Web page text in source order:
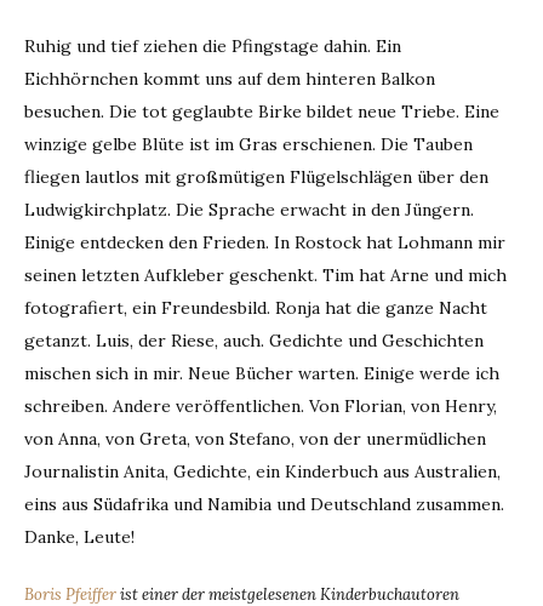
Ruhig und tief ziehen die Pfingstage dahin. Ein
Eichhörnchen kommt uns auf dem hinteren Balkon
besuchen. Die tot geglaubte Birke bildet neue Triebe. Eine
winzige gelbe Blüte ist im Gras erschienen. Die Tauben
fliegen lautlos mit großmütigen Flügelschlägen über den
Ludwigkirchplatz. Die Sprache erwacht in den Jüngern.
Einige entdecken den Frieden. In Rostock hat Lohmann mir
seinen letzten Aufkleber geschenkt. Tim hat Arne und mich
fotografiert, ein Freundesbild. Ronja hat die ganze Nacht
getanzt. Luis, der Riese, auch. Gedichte und Geschichten
mischen sich in mir. Neue Bücher warten. Einige werde ich
schreiben. Andere veröffentlichen. Von Florian, von Henry,
von Anna, von Greta, von Stefano, von der unermüdlichen
Journalistin Anita, Gedichte, ein Kinderbuch aus Australien,
eins aus Südafrika und Namibia und Deutschland zusammen.
Danke, Leute!
Boris Pfeifferist einer der meistgelesenen Kinderbuchautoren